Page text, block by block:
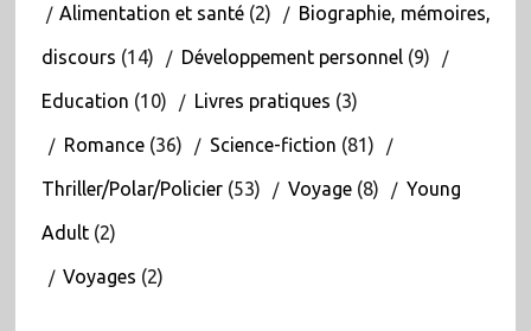
Alimentation et santé(2) Biographie, mémoires,
discours (14) Développement personnel(9)
Education (10) Livres pratiques (3)
Romance(36) Science-fiction (81)
Thriller/Polar/Policier(53) Voyage(8) Young
Adult(2)
Voyages (2)